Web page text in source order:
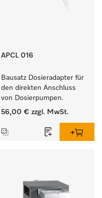
APCL 016
Bausatz Dosieradapter für
den direkten Anschluss
von Dosierpumpen.
56,00 € zzgl. MwSt.